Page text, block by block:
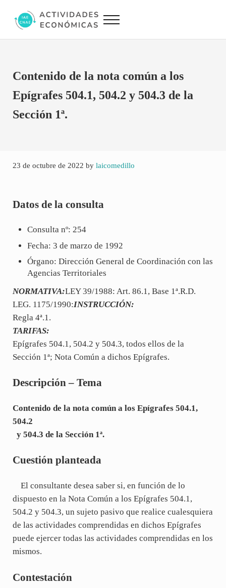
Actividades Económicas IAE CNAE
Menu
Contenido de la nota común a los
Epígrafes 504.1, 504.2 y 504.3 de la
Sección 1ª.
23 de octubre de 2022 by laicomedillo
Datos de la consulta
Consulta nº: 254
Fecha: 3 de marzo de 1992
Órgano: Dirección General de Coordinación con las
Agencias Territoriales
NORMATIVA:LEY 39/1988: Art. 86.1, Base 1ª.R.D.
LEG. 1175/1990:INSTRUCCIÓN:
Regla 4ª.1.
TARIFAS:
Epígrafes 504.1, 504.2 y 504.3, todos ellos de la
Sección 1ª; Nota Común a dichos Epígrafes.
Descripción – Tema
Contenido de la nota común a los Epígrafes 504.1,
504.2
y 504.3 de la Sección 1ª.
Cuestión planteada
El consultante desea saber si, en función de lo
dispuesto en la Nota Común a los Epígrafes 504.1,
504.2 y 504.3, un sujeto pasivo que realice cualesquiera
de las actividades comprendidas en dichos Epígrafes
puede ejercer todas las actividades comprendidas en los
mismos.
Contestación